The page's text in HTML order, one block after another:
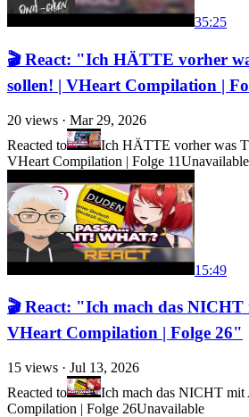
35:25
🎬 React: "Ich HÄTTE vorher
sollen! | VHeart Compilation |
20 views · Mar 29, 2026
Reacted to
Ich HÄTTE vorher was
VHeart Compilation | Folge 11Unavailable
15:49
🎬 React: "Ich mach das
VHeart Compilation | Folge 26"
15 views · Jul 13, 2026
Reacted to
Ich mach das NICHT
Compilation | Folge 26Unavailable